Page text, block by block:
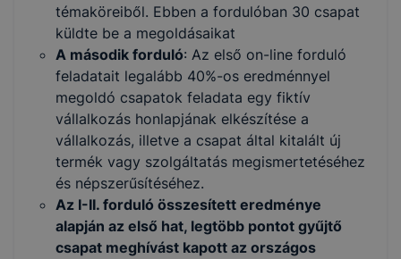
témaköreiből. Ebben a fordulóban 30 csapat
küldte be a megoldásaikat
A második forduló: Az első on-line forduló
feladatait legalább 40%-os eredménnyel
megoldó csapatok feladata egy fiktív
vállalkozás honlapjának elkészítése a
vállalkozás, illetve a csapat által kitalált új
termék vagy szolgáltatás megismertetéséhez
és népszerűsítéséhez.
Az I-II. forduló összesített eredménye
alapján az első hat, legtöbb pontot gyűjtő
csapat meghívást kapott az országos